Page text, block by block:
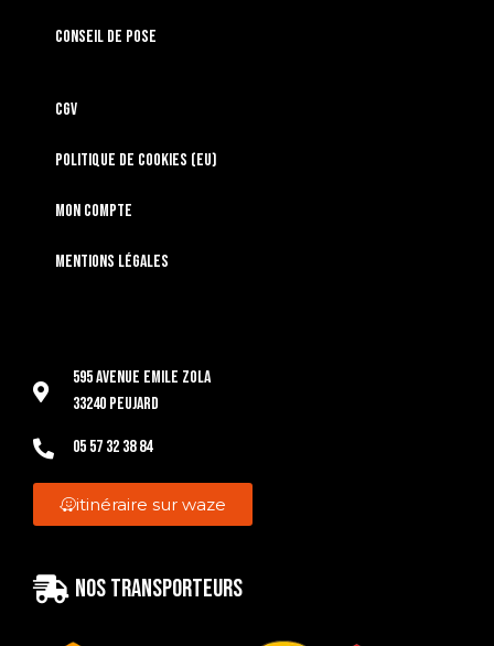
Conseil de pose
CGV
Politique de cookies (EU)
Mon compte
Mentions légales
595 Avenue Emile Zola
33240 Peujard
05 57 32 38 84
itinéraire sur waze
Nos transporteurs